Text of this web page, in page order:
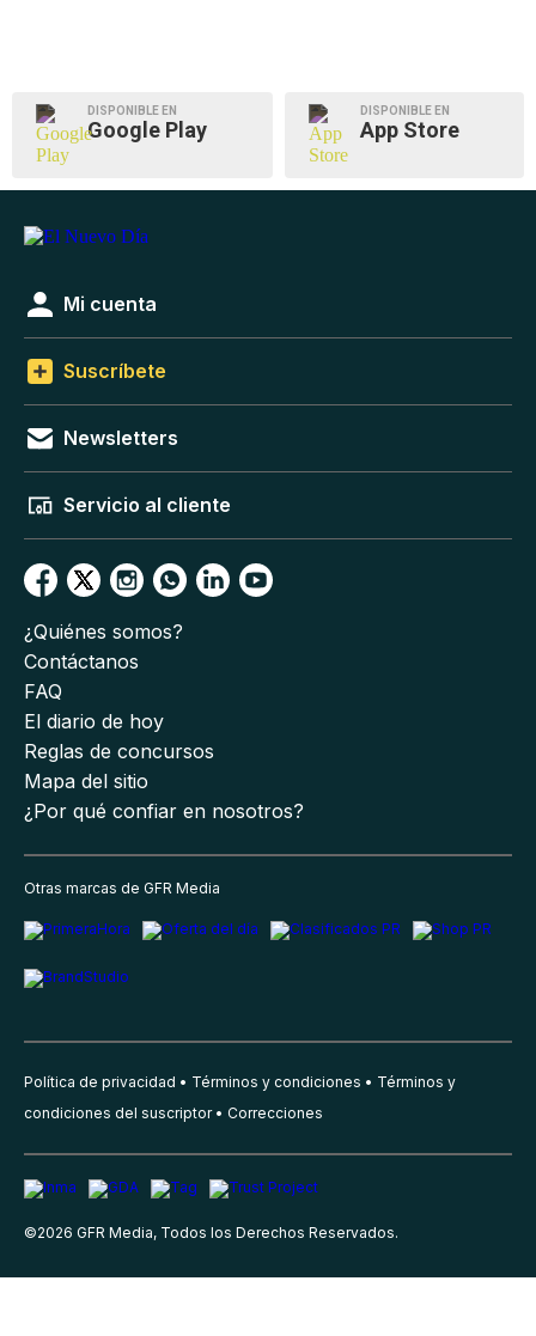
DISPONIBLE EN
Google Play
DISPONIBLE EN
App Store
Mi cuenta
Suscríbete
Newsletters
Servicio al cliente
¿Quiénes somos?
Contáctanos
FAQ
El diario de hoy
Reglas de concursos
Mapa del sitio
¿Por qué confiar en nosotros?
Otras marcas de GFR Media
Política de privacidad Términos y condiciones
Términos y
condiciones del suscriptor
Correcciones
©2026 GFR Media, Todos los Derechos Reservados.